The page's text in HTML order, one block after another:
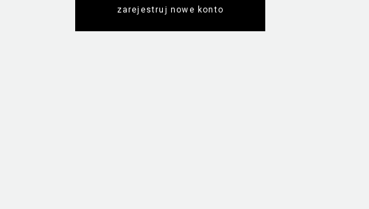
zarejestruj nowe konto